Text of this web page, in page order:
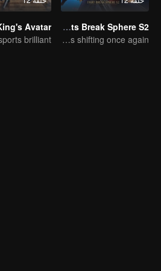
Fights Break Sphere S2
Xiao Yan come back! Everything is shifting once again ！
Avatar